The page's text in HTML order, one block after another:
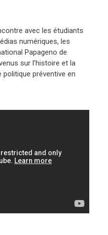
avec les étudiants
numériques, les
Papageno de
sur l’histoire et la
politique préventive en